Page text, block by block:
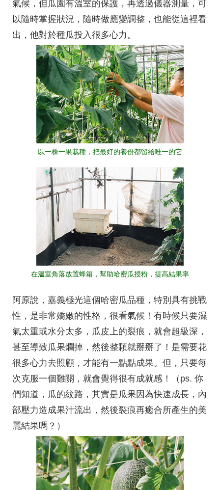
氣候，但瓜園有溫室的保護，再透過儀器測量，可
以隨時掌握狀況，隨時做應變調整，也能從這裡看
出，他對於種瓜投入很多心力。
以一株一果栽種，把最好的養份都留給唯一的它
在溫室角落放置蜂箱，幫助哈密瓜授粉，提高結果率
阿原說，嘉義極光這個哈密瓜品種，特別具有挑戰
性，是非常嬌嫩的性格，很看氣候！有時候只要濕
氣太重或水分太多，瓜皮上的裂痕，就會超級深，
甚至導致瓜果爛掉，然後整顆就掰掰了！是需要花
很多心力去照顧，才能有一點點成果。但，只要每
次克服一個難關，就會覺得很有成就感！（ps. 你
們知道，瓜的紋路，其實是瓜果因為快速成長，內
部壓力造成果汁流出，然後裂痕再癒合所產生的美
麗結果嗎？）